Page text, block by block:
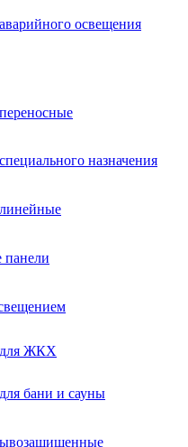
освещения
назначения
панели
для ЖКХ
бани и сауны